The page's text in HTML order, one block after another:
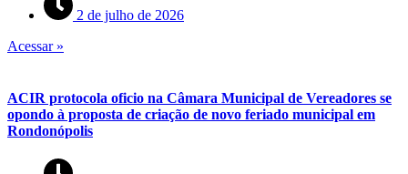
2 de julho de 2026
Acessar »
ACIR protocola oficio na Câmara Municipal de Vereadores se
opondo à proposta de criação de novo feriado municipal em
Rondonópolis